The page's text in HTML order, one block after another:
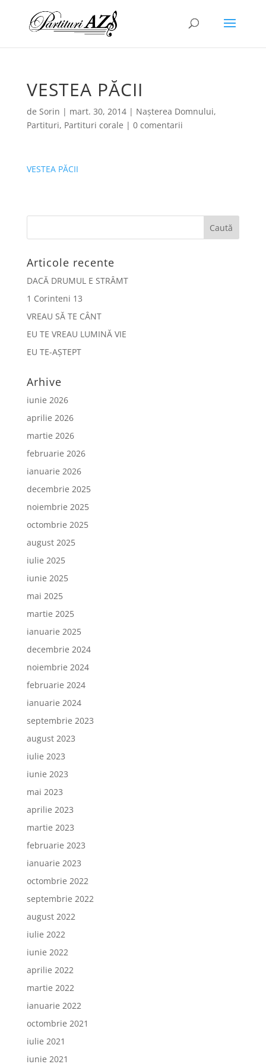
VESTEA PĂCII
de Sorin | mart. 30, 2014| Nașterea Domnului,
Partituri, Partituri corale | 0 comentarii
VESTEA PĂCII
Articole recente
DACĂ DRUMUL E STRÂMT
1 Corinteni 13
VREAU SĂ TE CÂNT
EU TE VREAU LUMINĂ VIE
EU TE-AȘTEPT
Arhive
iunie 2026
aprilie 2026
martie 2026
februarie 2026
ianuarie 2026
decembrie 2025
noiembrie 2025
octombrie 2025
august 2025
iulie 2025
iunie 2025
mai 2025
martie 2025
ianuarie 2025
decembrie 2024
noiembrie 2024
februarie 2024
ianuarie 2024
septembrie 2023
august 2023
iulie 2023
iunie 2023
mai 2023
aprilie 2023
martie 2023
februarie 2023
ianuarie 2023
octombrie 2022
septembrie 2022
august 2022
iulie 2022
iunie 2022
aprilie 2022
martie 2022
ianuarie 2022
octombrie 2021
iulie 2021
iunie 2021